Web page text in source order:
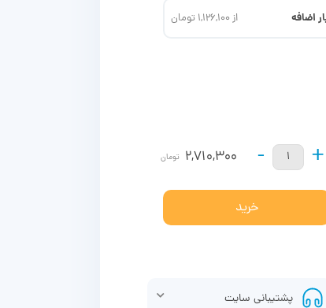
اضافه از 1,126,100 تومان
+
-
2,710,300 تومان
خرید
پشتیبانی سایت